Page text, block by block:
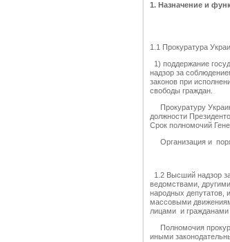
1. Назначение и
1.1 Прокуратура
1) поддержание
надзор за
законов при
свободы граждан.
Прокуратуру
должности
Срок полномочий
Организация и
1.2 Высший надзор
ведомствами,
народных депутатов,
массовыми
лицами и
Полномочия
иными